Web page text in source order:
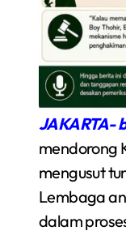
JAKARTA-
mendorong
mengusut
Lembaga
dalam